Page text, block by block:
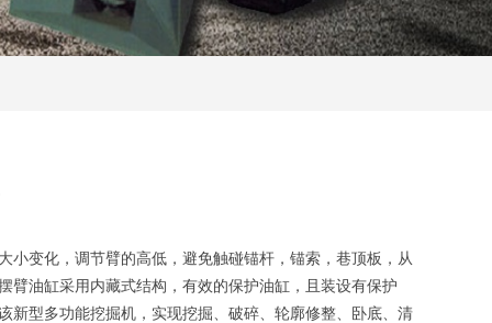
小变化，调节臂的高低，避免触碰锚杆，锚索，巷顶板，从
臂油缸采用内藏式结构，有效的保护油缸，且装设有保护
新型多功能挖掘机，实现挖掘、破碎、轮廓修整、卧底、清